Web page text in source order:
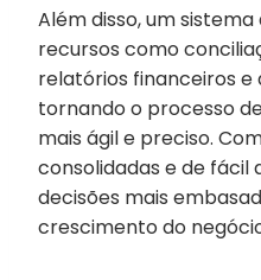
Além disso, um
recursos como
relatórios financeiros e
tornando o processo
mais ágil e preciso.
consolidadas e de fácil
decisões mais
crescimento do